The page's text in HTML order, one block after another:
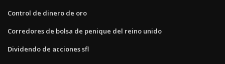
Control de dinero de oro
Corredores de bolsa de penique del reino unido
Dividendo de acciones sfl